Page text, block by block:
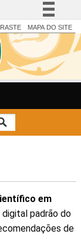
BR
MAPA DO SITE
em
padrão do
de